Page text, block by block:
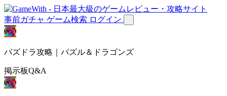
事前ガチャ ゲーム検索 ログイン
パズドラ攻略｜パズル＆ドラゴンズ
掲示板Q&A